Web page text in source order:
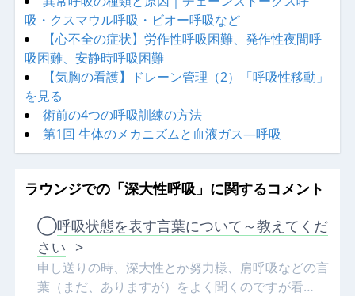
吸・クスマウル呼吸・ビオー呼吸など
【心不全の症状】労作性呼吸困難、発作性夜間呼
吸困難、安静時呼吸困難
【気胸の看護】ドレーン管理（2）「呼吸性移動」
を見る
術前の4つの呼吸訓練の方法
第1回 生体のメカニズムと血液ガス—呼吸
ラウンジでの「深大性呼吸」に関するコメント
◯呼吸状態を表す言葉について～教えてくだ
さい >
申し送りの時、深大性とか努力様、肩呼吸などの言
葉（まだ、ありますが）をよく聞くのですが看…